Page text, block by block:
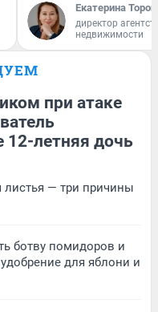
Екатерина
директор
недвижимости
при атаке
12-летняя дочь
листья — три причины
ботву помидоров и
для яблони и